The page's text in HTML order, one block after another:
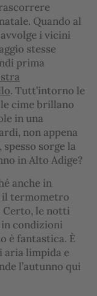
Quando al
i vicini
stesse
prima
. Tutt’intorno le
cime brillano
in una
non appena
sorge la
in Alto Adige?
anche in
il termometro
Certo, le notti
in condizioni
è fantastica. È
aria limpida e
l’autunno qui